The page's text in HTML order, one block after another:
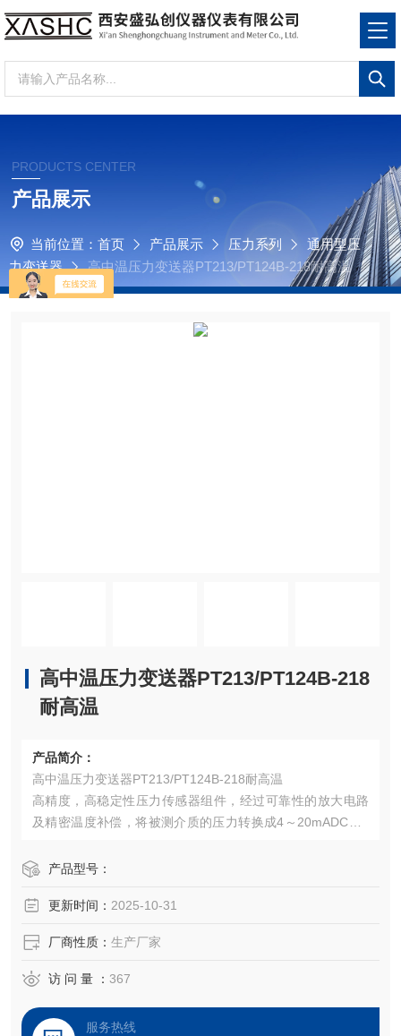
PRODUCTS CENTER
产品展示
当前位置： 首页 产品展示 压力系列
通用型压
力变送器
高中温压力变送器PT213/PT124B-218耐高温
高中温压力变送器PT213/PT124B-218
耐高温
产品简介：
高中温压力变送器PT213/PT124B-218耐高温
高精度，高稳定性压力传感器组件，经过可靠性的放大电路
及精密温度补偿，将被测介质的压力转换成4～20mADC、0
感器、封装技术以及*的装配工艺确保了该产品的优异质量和
产品型号：
更新时间： 2025-10-31
厂商性质： 生产厂家
访 问 量 ： 367
服务热线